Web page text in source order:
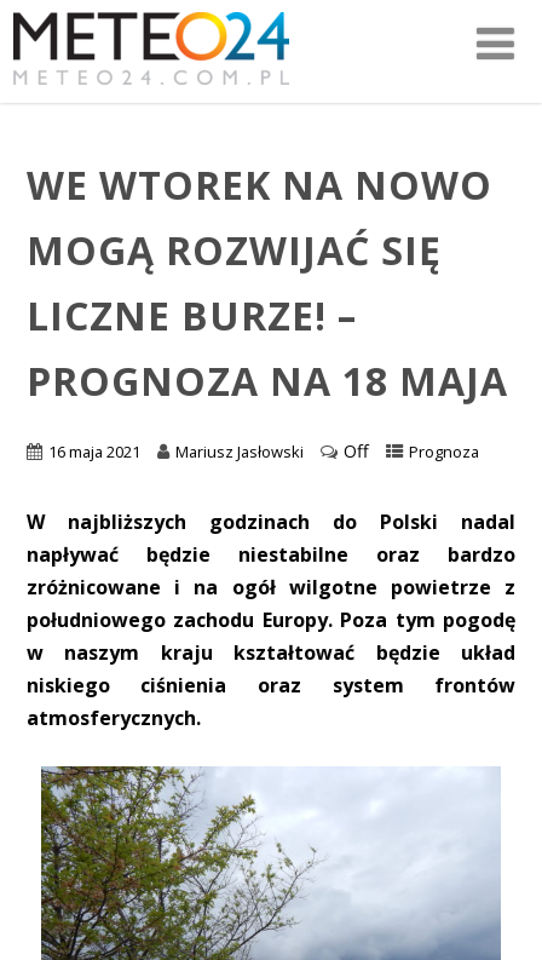
WE WTOREK NA NOWO
MOGĄ ROZWIJAĆ SIĘ
LICZNE BURZE! –
PROGNOZA NA 18 MAJA
16 maja 2021 Mariusz Jasłowski Off Prognoza
W najbliższych godzinach do Polski nadal
napływać będzie niestabilne oraz bardzo
zróżnicowane i na ogół wilgotne powietrze z
południowego zachodu Europy. Poza tym pogodę
w naszym kraju kształtować będzie układ
niskiego ciśnienia oraz system frontów
atmosferycznych.